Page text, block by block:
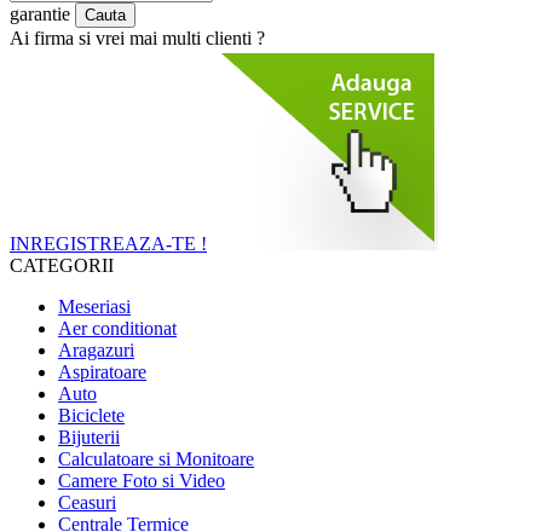
garantie
Ai firma si vrei mai multi clienti ?
INREGISTREAZA-TE !
CATEGORII
Meseriasi
Aer conditionat
Aragazuri
Aspiratoare
Auto
Biciclete
Bijuterii
Calculatoare si Monitoare
Camere Foto si Video
Ceasuri
Centrale Termice